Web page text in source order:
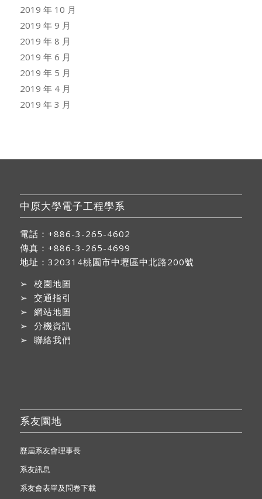
2019 年 10 月
2019 年 9 月
2019 年 8 月
2019 年 6 月
2019 年 5 月
2019 年 4 月
2019 年 3 月
中原大學電子工程學系
電話：+886-3-265-4602
傳真：+886-3-265-4699
地址： 320314桃園市中壢區中北路200號
➢ 校園地圖
➢ 交通指引
➢ 網站地圖
➢ 分機資訊
➢ 聯絡我們
系友園地
歷屆系友會理事長
系友訊息
系友會表單及問卷下載